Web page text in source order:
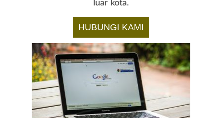
luar kota.
HUBUNGI KAMI